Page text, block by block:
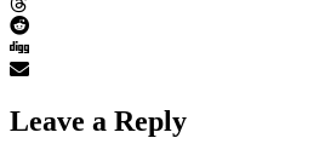
Leave a Reply